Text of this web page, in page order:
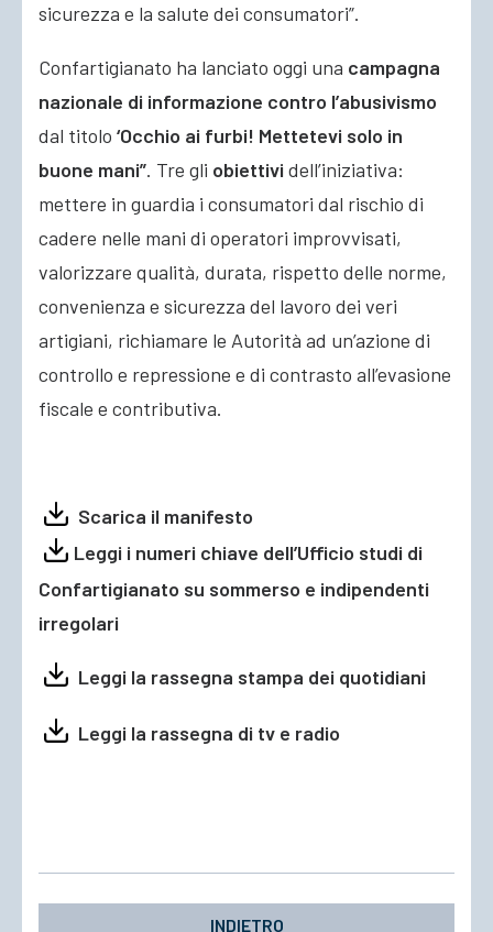
sicurezza e la salute dei consumatori”.
Confartigianato ha lanciato oggi una campagna
nazionale di informazione contro l’abusivismo
dal titolo ‘Occhio ai furbi! Mettetevi solo in
buone mani”. Tre gli obiettivi dell’iniziativa:
mettere in guardia i consumatori dal rischio di
cadere nelle mani di operatori improvvisati,
valorizzare qualità, durata, rispetto delle norme,
convenienza e sicurezza del lavoro dei veri
artigiani, richiamare le Autorità ad un’azione di
controllo e repressione e di contrasto all’evasione
fiscale e contributiva.
Scarica il manifesto
Leggi i numeri chiave dell’Ufficio studi di
Confartigianato su sommerso e indipendenti
irregolari
Leggi la rassegna stampa dei quotidiani
Leggi la rassegna di tv e radio
INDIETRO